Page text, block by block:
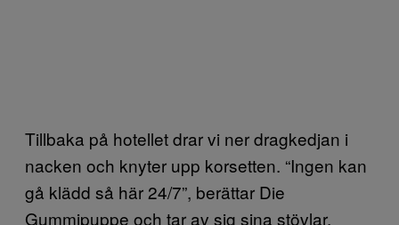
Tillbaka på hotellet drar vi ner dragkedjan i
nacken och knyter upp korsetten. “Ingen kan
gå klädd så här 24/7”, berättar Die
Gummipuppe och tar av sig sina stövlar,